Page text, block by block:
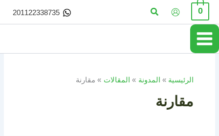
تخطي
المحتوى
0 البحث 201122338735
الرئيسية المدونة المقالات مقارنة
مقارنة